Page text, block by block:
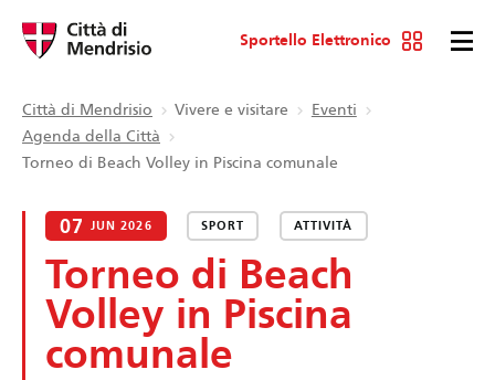
Sportello Elettronico
Città di Mendrisio Vivere e visitare
Eventi
Agenda della Città
Torneo di Beach Volley in Piscina comunale
07 JUN 2026 SPORT ATTIVITÀ
Torneo di Beach
Volley in Piscina
comunale